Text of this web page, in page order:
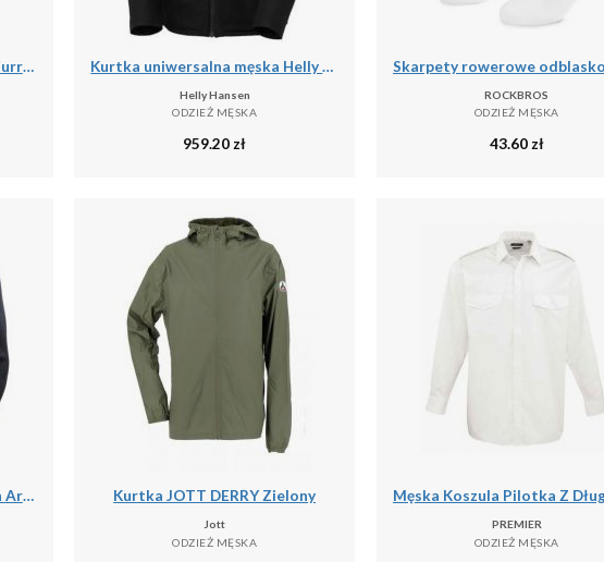
Podkoszulek męskie Vans X Curren X Knost Kurtka uniwersalna męska Helly Hansen Chill 3.0
Helly Hansen
ODZIEŻ MĘSKA
959.20zł
ROCKBROS
ODZIEŻ MĘSKA
43.60zł
Kurtka puchowa Helly Hansen Arctic Ocean Hybrid Kurtka JOTT DERRY Zielony
Jott
ODZIEŻ MĘSKA
PREMIER
ODZIEŻ MĘSKA